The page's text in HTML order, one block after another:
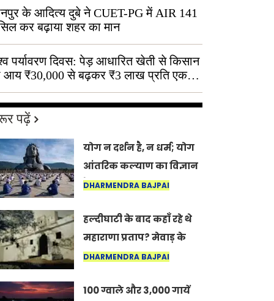
के आदित्य दुबे ने CUET-PG में AIR 141
कर बढ़ाया शहर का मान
पर्यावरण दिवस: पेड़ आधारित खेती से किसान
आय ₹30,000 से बढ़कर ₹3 लाख प्रति एकड़
पढ़ें
योग न दर्शन है, न धर्म; योग
आंतरिक कल्याण का विज्ञान
है: अंतरराष्ट्रीय योग दिवस
DHARMENDRA BAJPAI
हल्दीघाटी के बाद कहाँ रहे थे
महाराणा प्रताप? मेवाड़ के
इतिहास का वह अनकहा
में जीवित है
DHARMENDRA BAJPAI
100 ग्वाले और 3,000 गायें